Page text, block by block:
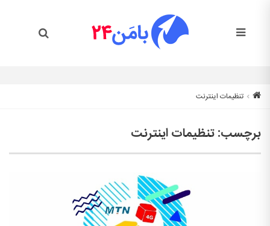
تنظیمات اینترنت
برچسب:تنظیمات اینترنت